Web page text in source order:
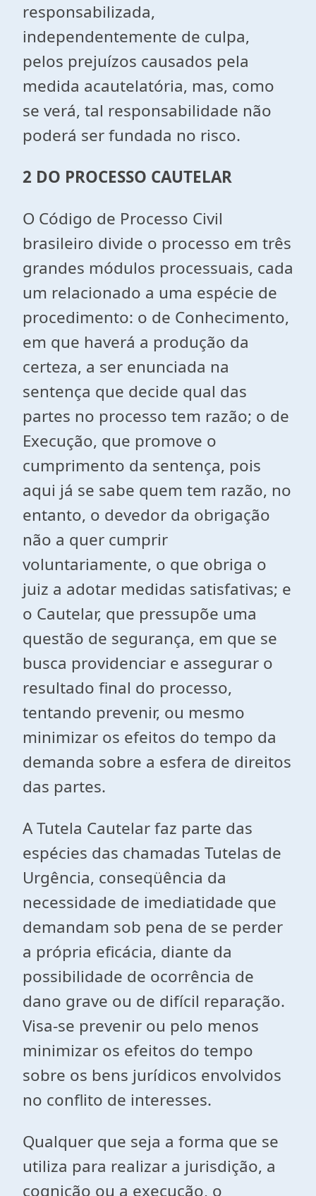
responsabilizada,
independentemente de culpa,
pelos prejuízos causados pela
medida acautelatória, mas, como
se verá, tal responsabilidade não
poderá ser fundada no risco.
2 DO PROCESSO CAUTELAR
O Código de Processo Civil
brasileiro divide o processo em três
grandes módulos processuais, cada
um relacionado a uma espécie de
procedimento: o de Conhecimento,
em que haverá a produção da
certeza, a ser enunciada na
sentença que decide qual das
partes no processo tem razão; o de
Execução, que promove o
cumprimento da sentença, pois
aqui já se sabe quem tem razão, no
entanto, o devedor da obrigação
não a quer cumprir
voluntariamente, o que obriga o
juiz a adotar medidas satisfativas; e
o Cautelar, que pressupõe uma
questão de segurança, em que se
busca providenciar e assegurar o
resultado final do processo,
tentando prevenir, ou mesmo
minimizar os efeitos do tempo da
demanda sobre a esfera de direitos
das partes.
A Tutela Cautelar faz parte das
espécies das chamadas Tutelas de
Urgência, conseqüência da
necessidade de imediatidade que
demandam sob pena de se perder
a própria eficácia, diante da
possibilidade de ocorrência de
dano grave ou de difícil reparação.
Visa-se prevenir ou pelo menos
minimizar os efeitos do tempo
sobre os bens jurídicos envolvidos
no conflito de interesses.
Qualquer que seja a forma que se
utiliza para realizar a jurisdição, a
cognição ou a execução, o